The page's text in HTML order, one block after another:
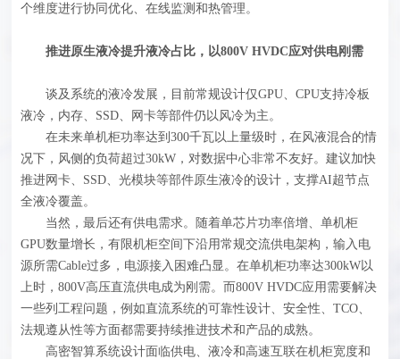
个维度进行协同优化、在线监测和热管理。
推进原生液冷提升液冷占比，以800V HVDC应对供电刚需
谈及系统的液冷发展，目前常规设计仅GPU、CPU支持冷板
液冷，内存、SSD、网卡等部件仍以风冷为主。
在未来单机柜功率达到300千瓦以上量级时，在风液混合的情
况下，风侧的负荷超过30kW，对数据中心非常不友好。建议加快
推进网卡、SSD、光模块等部件原生液冷的设计，支撑AI超节点
全液冷覆盖。
当然，最后还有供电需求。随着单芯片功率倍增、单机柜
GPU数量增长，有限机柜空间下沿用常规交流供电架构，输入电
源所需Cable过多，电源接入困难凸显。在单机柜功率达300kW以
上时，800V高压直流供电成为刚需。而800V HVDC应用需要解决
一些列工程问题，例如直流系统的可靠性设计、安全性、TCO、
法规遵从性等方面都需要持续推进技术和产品的成熟。
高密智算系统设计面临供电、液冷和高速互联在机柜宽度和